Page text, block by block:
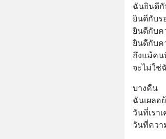
ฉันยินดีกั
ยินดีกับร
ยินดีกับค
ยินดีกับค
ถึงแม้ค
จะไม่ใช่
บางคืน
ฉันเผลอ
วันที่เรา
วันที่ควา